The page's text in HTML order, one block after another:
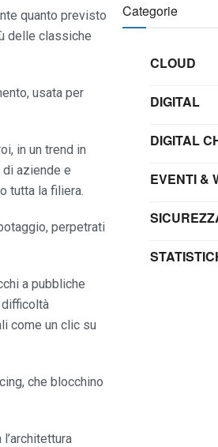
quanto previsto
delle classiche
usata per
in un trend in
aziende e
tutta la filiera.
perpetrati
a pubbliche
difficoltà
come un clic su
che blocchino
Categorie
CLOUD
DIGITAL
DIGITAL
EVENTI &